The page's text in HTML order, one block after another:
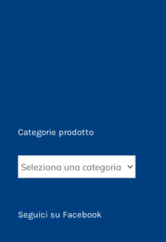
Categorie prodotto
Seguici su Facebook